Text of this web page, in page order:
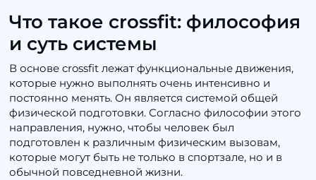
Что такое crossfit: философия
и суть системы
В основе crossfit лежат функциональные движения,
которые нужно выполнять очень интенсивно и
постоянно менять. Он является системой общей
физической подготовки. Согласно философии этого
направления, нужно, чтобы человек был
подготовлен к различным физическим вызовам,
которые могут быть не только в спортзале, но и в
обычной повседневной жизни.